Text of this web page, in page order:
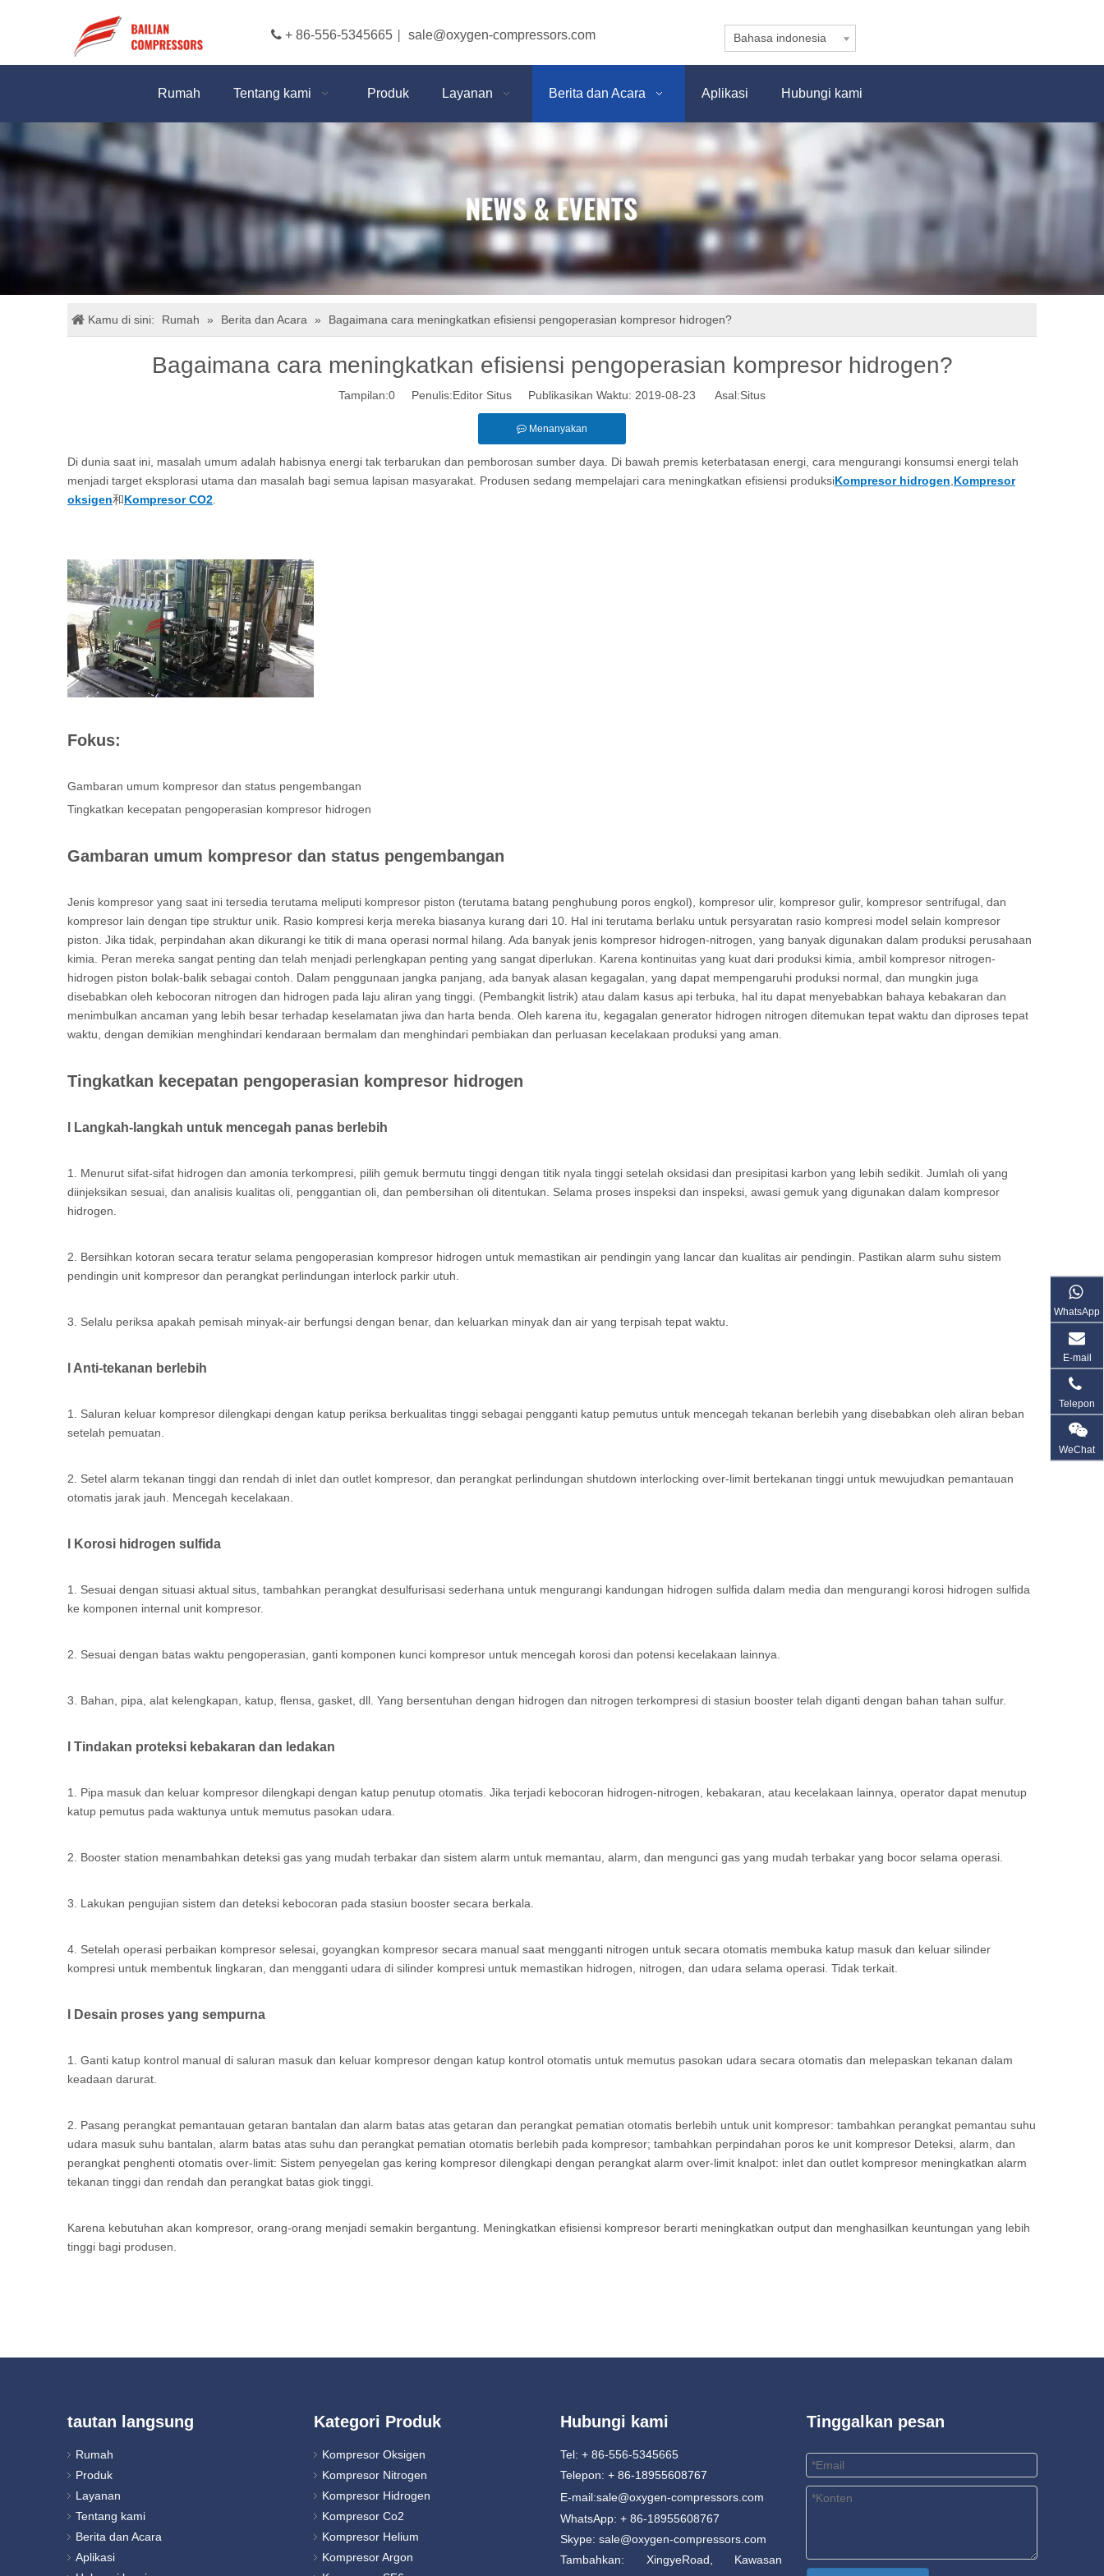
 + 86-556-5345665 sale@oxygen-compressors.com Bahasa indonesia
Rumah Tentang kami Produk Layanan Berita dan Acara Aplikasi Hubungi kami
Kamu di sini: Rumah » Berita dan Acara » Bagaimana cara meningkatkan efisiensi pengoperasian kompresor hidrogen?
Bagaimana cara meningkatkan efisiensi pengoperasian kompresor hidrogen?
Tampilan:0 Penulis:Editor Situs Publikasikan Waktu: 2019-08-23 Asal:Situs
Menanyakan
Di dunia saat ini, masalah umum adalah habisnya energi tak terbarukan dan pemborosan sumber daya. Di bawah premis keterbatasan energi, cara mengurangi konsumsi energi telah
menjadi target eksplorasi utama dan masalah bagi semua lapisan masyarakat. Produsen sedang mempelajari cara meningkatkan efisiensi produksiKompresor hidrogen Kompresor
oksigen和Kompresor CO2
Fokus:
Gambaran umum kompresor dan status pengembangan
Tingkatkan kecepatan pengoperasian kompresor hidrogen
Gambaran umum kompresor dan status pengembangan
Jenis kompresor yang saat ini tersedia terutama meliputi kompresor piston (terutama batang penghubung poros engkol), kompresor ulir, kompresor gulir, kompresor sentrifugal, dan
kompresor lain dengan tipe struktur unik. Rasio kompresi kerja mereka biasanya kurang dari 10. Hal ini terutama berlaku untuk persyaratan rasio kompresi model selain kompresor
piston. Jika tidak, perpindahan akan dikurangi ke titik di mana operasi normal hilang. Ada banyak jenis kompresor hidrogen-nitrogen, yang banyak digunakan dalam produksi perusahaan
kimia. Peran mereka sangat penting dan telah menjadi perlengkapan penting yang sangat diperlukan. Karena kontinuitas yang kuat dari produksi kimia, ambil kompresor nitrogen-
hidrogen piston bolak-balik sebagai contoh. Dalam penggunaan jangka panjang, ada banyak alasan kegagalan, yang dapat mempengaruhi produksi normal, dan mungkin juga
disebabkan oleh kebocoran nitrogen dan hidrogen pada laju aliran yang tinggi. (Pembangkit listrik) atau dalam kasus api terbuka, hal itu dapat menyebabkan bahaya kebakaran dan
menimbulkan ancaman yang lebih besar terhadap keselamatan jiwa dan harta benda. Oleh karena itu, kegagalan generator hidrogen nitrogen ditemukan tepat waktu dan diproses tepat
waktu, dengan demikian menghindari kendaraan bermalam dan menghindari pembiakan dan perluasan kecelakaan produksi yang aman.
Tingkatkan kecepatan pengoperasian kompresor hidrogen
l Langkah-langkah untuk mencegah panas berlebih
1. Menurut sifat-sifat hidrogen dan amonia terkompresi, pilih gemuk bermutu tinggi dengan titik nyala tinggi setelah oksidasi dan presipitasi karbon yang lebih sedikit. Jumlah oli yang
diinjeksikan sesuai, dan analisis kualitas oli, penggantian oli, dan pembersihan oli ditentukan. Selama proses inspeksi dan inspeksi, awasi gemuk yang digunakan dalam kompresor
hidrogen.
2. Bersihkan kotoran secara teratur selama pengoperasian kompresor hidrogen untuk memastikan air pendingin yang lancar dan kualitas air pendingin. Pastikan alarm suhu sistem
pendingin unit kompresor dan perangkat perlindungan interlock parkir utuh.
3. Selalu periksa apakah pemisah minyak-air berfungsi dengan benar, dan keluarkan minyak dan air yang terpisah tepat waktu.
l Anti-tekanan berlebih
1. Saluran keluar kompresor dilengkapi dengan katup periksa berkualitas tinggi sebagai pengganti katup pemutus untuk mencegah tekanan berlebih yang disebabkan oleh aliran beban
setelah pemuatan.
2. Setel alarm tekanan tinggi dan rendah di inlet dan outlet kompresor, dan perangkat perlindungan shutdown interlocking over-limit bertekanan tinggi untuk mewujudkan pemantauan
otomatis jarak jauh. Mencegah kecelakaan.
l Korosi hidrogen sulfida
1. Sesuai dengan situasi aktual situs, tambahkan perangkat desulfurisasi sederhana untuk mengurangi kandungan hidrogen sulfida dalam media dan mengurangi korosi hidrogen sulfida
ke komponen internal unit kompresor.
2. Sesuai dengan batas waktu pengoperasian, ganti komponen kunci kompresor untuk mencegah korosi dan potensi kecelakaan lainnya.
3. Bahan, pipa, alat kelengkapan, katup, flensa, gasket, dll. Yang bersentuhan dengan hidrogen dan nitrogen terkompresi di stasiun booster telah diganti dengan bahan tahan sulfur.
l Tindakan proteksi kebakaran dan ledakan
1. Pipa masuk dan keluar kompresor dilengkapi dengan katup penutup otomatis. Jika terjadi kebocoran hidrogen-nitrogen, kebakaran, atau kecelakaan lainnya, operator dapat menutup
katup pemutus pada waktunya untuk memutus pasokan udara.
2. Booster station menambahkan deteksi gas yang mudah terbakar dan sistem alarm untuk memantau, alarm, dan mengunci gas yang mudah terbakar yang bocor selama operasi.
3. Lakukan pengujian sistem dan deteksi kebocoran pada stasiun booster secara berkala.
4. Setelah operasi perbaikan kompresor selesai, goyangkan kompresor secara manual saat mengganti nitrogen untuk secara otomatis membuka katup masuk dan keluar silinder
kompresi untuk membentuk lingkaran, dan mengganti udara di silinder kompresi untuk memastikan hidrogen, nitrogen, dan udara selama operasi. Tidak terkait.
l Desain proses yang sempurna
1. Ganti katup kontrol manual di saluran masuk dan keluar kompresor dengan katup kontrol otomatis untuk memutus pasokan udara secara otomatis dan melepaskan tekanan dalam
keadaan darurat.
2. Pasang perangkat pemantauan getaran bantalan dan alarm batas atas getaran dan perangkat pematian otomatis berlebih untuk unit kompresor: tambahkan perangkat pemantau suhu
udara masuk suhu bantalan, alarm batas atas suhu dan perangkat pematian otomatis berlebih pada kompresor; tambahkan perpindahan poros ke unit kompresor Deteksi, alarm, dan
perangkat penghenti otomatis over-limit: Sistem penyegelan gas kering kompresor dilengkapi dengan perangkat alarm over-limit knalpot: inlet dan outlet kompresor meningkatkan alarm
tekanan tinggi dan rendah dan perangkat batas giok tinggi.
Karena kebutuhan akan kompresor, orang-orang menjadi semakin bergantung. Meningkatkan efisiensi kompresor berarti meningkatkan output dan menghasilkan keuntungan yang lebih
tinggi bagi produsen.
WhatsApp
E-mail
Telepon
WeChat
tautan langsung
Rumah
Produk
Layanan
Tentang kami
Berita dan Acara
Aplikasi
Kategori Produk
Kompresor Oksigen
Kompresor Nitrogen
Kompresor Hidrogen
Kompresor Co2
Kompresor Helium
Kompresor Argon
Hubungi kami
Tel: + 86-556-5345665
Telepon: + 86-18955608767
E-mail:sale@oxygen-compressors.com
WhatsApp: + 86-18955608767
Skype: sale@oxygen-compressors.com
Tambahkan: XingyeRoad, Kawasan
Tinggalkan pesan